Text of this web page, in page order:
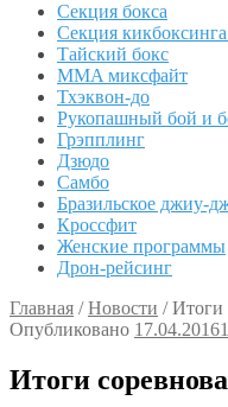
Секция бокса
Секция
Тайский бокс
MMA миксфайт
Тхэквон-до
Рукопашный бой и
Грэпплинг
Дзюдо
Самбо
Бразильское джиу-
Кроссфит
Женские программы
Дрон-рейсинг
Главная /Новости /Итоги
Опубликовано 17.04.2016
Итоги